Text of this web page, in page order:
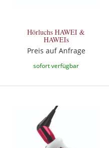
Hörluchs HAWEI &
HAWEIs
Preis auf Anfrage
sofort verfügbar